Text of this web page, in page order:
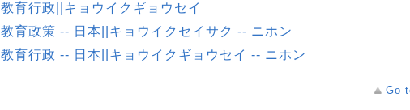
教育行政||キョウイクギョウセイ
教育政策 -- 日本||キョウイクセイサク -- ニホン
教育行政 -- 日本||キョウイクギョウセイ -- ニホン
Go